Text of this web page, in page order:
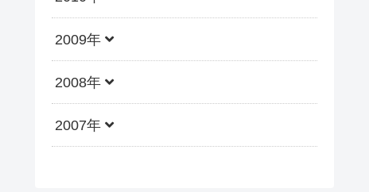
2009年
2008年
2007年